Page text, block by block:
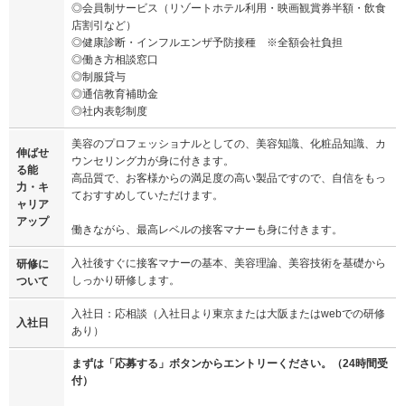
◎会員制サービス（リゾートホテル利用・映画観賞券半額・飲食
店割引など）
◎健康診断・インフルエンザ予防接種 ※全額会社負担
◎働き方相談窓口
◎制服貸与
◎通信教育補助金
◎社内表彰制度
伸ばせ
る能
力・キ
ャリア
アップ
美容のプロフェッショナルとしての、美容知識、化粧品知識、カ
ウンセリング力が身に付きます。
高品質で、お客様からの満足度の高い製品ですので、自信をもっ
ておすすめしていただけます。
働きながら、最高レベルの接客マナーも身に付きます。
研修に
ついて
入社後すぐに接客マナーの基本、美容理論、美容技術を基礎から
しっかり研修します。
入社日
入社日：応相談（入社日より東京または大阪またはwebでの研修
あり）
まずは「応募する」ボタンからエントリーください。（24時間受
付）